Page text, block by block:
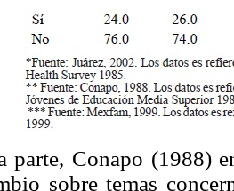
parte, Conapo (1988)
sobre temas